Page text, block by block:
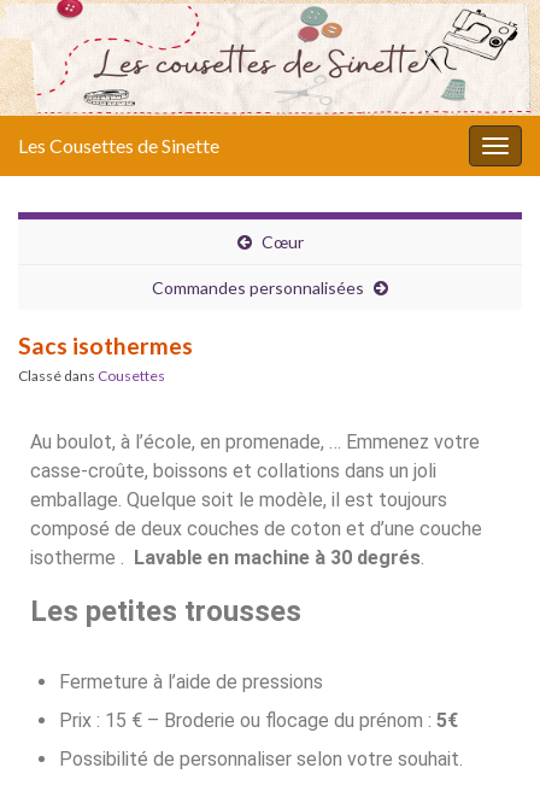
Les Cousettes de Sinette
Cœur
Commandes personnalisées
Sacs isothermes
Classé dans Cousettes
Au boulot, à l’école, en promenade, … Emmenez votre
casse-croûte, boissons et collations dans un joli
emballage. Quelque soit le modèle, il est toujours
composé de deux couches de coton et d’une couche
isotherme . Lavable en machine à 30 degrés
Les petites trousses
Fermeture à l’aide de pressions
Prix : 15 € – Broderie ou flocage du prénom : 5€
Possibilité de personnaliser selon votre souhait.